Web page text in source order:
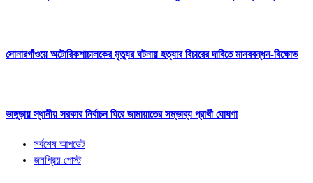
সোনারগাঁওয়ে অটোরিকশাচালকের মৃত্যুর ঘটনায় হত্যার বিচারের দাবিতে মানববন্ধন-বিক্ষোভ
ভাঙ্গুড়ায় স্থানীয় সরকার নির্বাচন ঘিরে জামায়াতের সম্ভাব্য প্রার্থী ঘোষণা
সর্বশেষ আপডেট
জনপ্রিয় পোস্ট